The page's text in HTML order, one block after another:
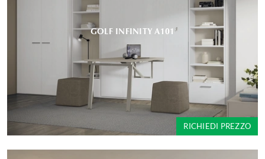
GOLF INFINITY A101
RICHIEDI PREZZO